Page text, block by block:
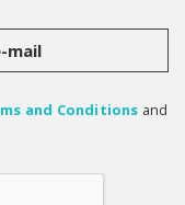
and Conditions and